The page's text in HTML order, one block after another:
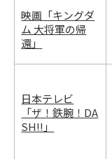
映画「キングダ
ム 大将軍の帰
還」
日本テレビ
「ザ！鉄腕！DA
SH!!」